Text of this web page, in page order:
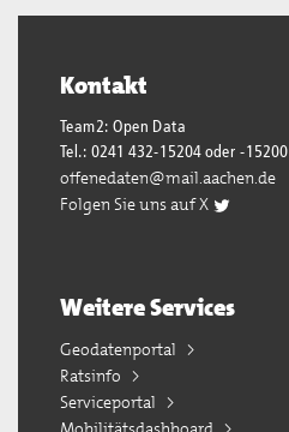
Kontakt
Team2: Open Data
Tel.: 0241 432-15204 oder -15200
offenedaten@mail.aachen.de
Folgen Sie uns auf X
Weitere Services
Geodatenportal
Ratsinfo
Serviceportal